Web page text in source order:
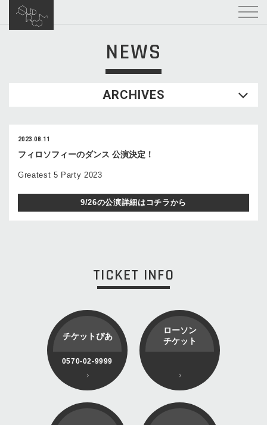
NEWS
ARCHIVES
2023.08.11
フィロソフィーのダンス 公演決定！
Greatest 5 Party 2023
9/26の公演詳細はコチラから
TICKET INFO
チケットぴあ
0570-02-9999
ローソン
チケット